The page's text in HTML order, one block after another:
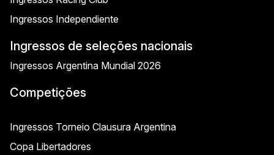
Ingressos Independiente
Ingressos de seleções nacionais
Ingressos Argentina Mundial 2026
Competições
Ingressos Torneio Clausura Argentina
Copa Libertadores